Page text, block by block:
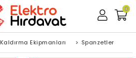
0
Kaldırma Ekipmanları > Spanzetler